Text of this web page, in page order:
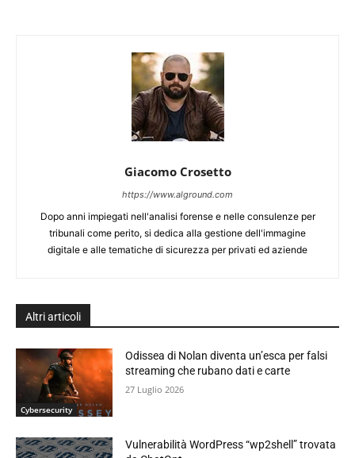
Giacomo Crosetto
https://www.alground.com
Dopo anni impiegati nell'analisi forense e nelle consulenze per
tribunali come perito, si dedica alla gestione dell'immagine
digitale e alle tematiche di sicurezza per privati ed aziende
Altri articoli
Cybersecurity
Odissea di Nolan diventa un’esca per falsi
streaming che rubano dati e carte
27 Luglio 2026
Vulnerabilità WordPress “wp2shell” trovata